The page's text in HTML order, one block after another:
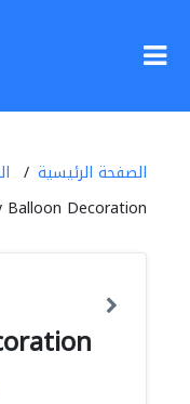
الصفحة الرئيسية
Balloon Decoration